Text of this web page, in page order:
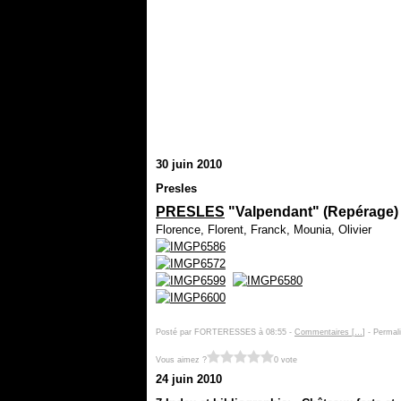
30 juin 2010
Presles
PRESLES "Valpendant" (Repérage)
Florence, Florent, Franck, Mounia, Olivier
Posté par FORTERESSES à 08:55 - Commentaires […] -
Vous aimez ? 0 vote
24 juin 2010